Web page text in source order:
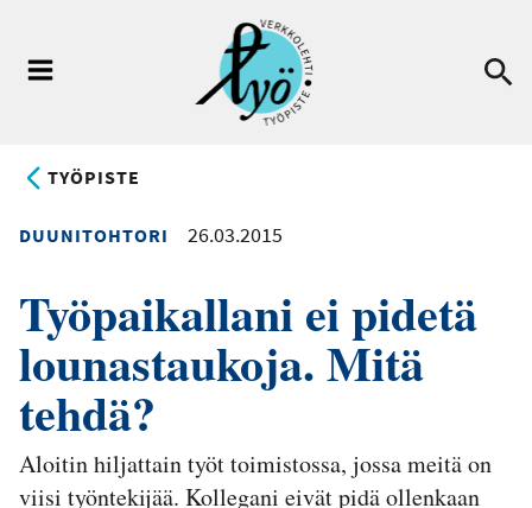
pääsisältöön
TYÖPISTE
DUUNITOHTORI 26.03.2015
Työpaikallani ei pidetä
lounastaukoja. Mitä
tehdä?
Aloitin hiljattain työt toimistossa, jossa meitä on
viisi työntekijää. Kollegani eivät pidä ollenkaan